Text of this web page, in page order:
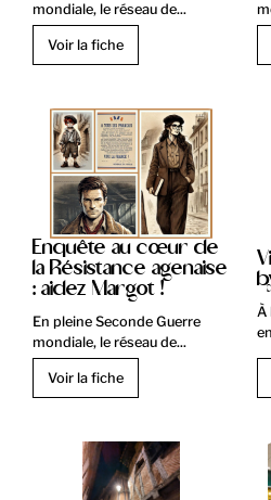
mondiale, le réseau de...
Voir la fiche
Enquête au cœur de
la Résistance agenaise
: aidez Margot !
En pleine Seconde Guerre
mondiale, le réseau de...
Voir la fiche
À